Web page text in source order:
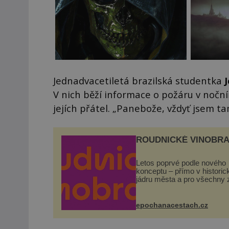
Jednadvacetiletá brazilská studentka
V nich běží informace o požáru v
jejích přátel. „Panebože, vždyť jsem
ROUDNICKÉ
Letos poprvé podle nového
konceptu – přímo v
jádru města a pro všechny
náměstí. Návštěvníci se
těšit na víno, burčák, pes...
epochanacestach.cz